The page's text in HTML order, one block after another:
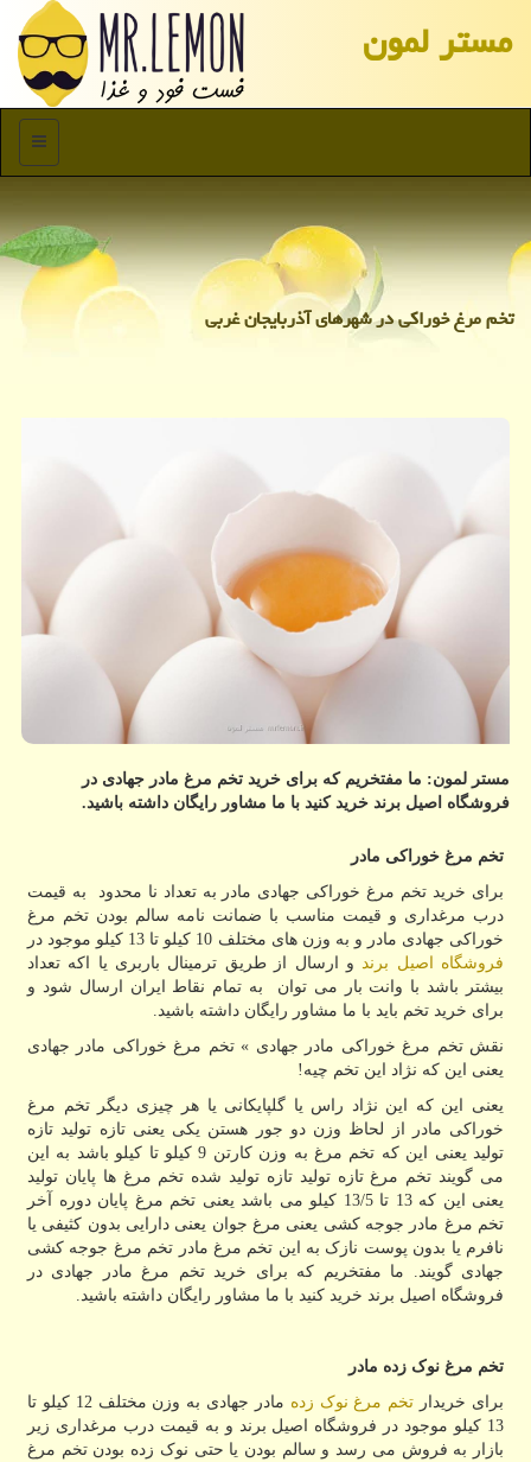
مستر لمون
منو
تخم مرغ خوراكی در شهرهای آذربایجان غربی
مستر لمون: ما مفتخریم كه برای خرید تخم مرغ مادر جهادی در
فروشگاه اصیل برند خرید كنید با ما مشاور رایگان داشته باشید.
تخم مرغ خوراکی مادر
برای خرید تخم مرغ خوراکی جهادی مادر به تعداد نا محدود به قیمت
درب مرغداری و قیمت مناسب با ضمانت نامه سالم بودن تخم مرغ
خوراکی جهادی مادر و به وزن های مختلف 10 کیلو تا 13 کیلو موجود در
فروشگاه اصیل برند و ارسال از طریق ترمینال باربری یا اکه تعداد
بیشتر باشد با وانت بار می توان به تمام نقاط ایران ارسال شود و
برای خرید تخم باید با ما مشاور رایگان داشته باشید.
نقش تخم مرغ خوراکی مادر جهادی » تخم مرغ خوراکی مادر جهادی
یعنی این که نژاد این تخم چیه!
یعنی این که این نژاد راس یا گلپایکانی یا هر چیزی دیگر تخم مرغ
خوراکی مادر از لحاظ وزن دو جور هستن یکی یعنی تازه تولید تازه
تولید یعنی این که تخم مرغ به وزن کارتن 9 کیلو تا کیلو باشد به این
می گویند تخم مرغ تازه تولید تازه تولید شده تخم مرغ ها پایان تولید
یعنی این که 13 تا 13/5 کیلو می باشد یعنی تخم مرغ پایان دوره آخر
تخم مرغ مادر جوجه کشی یعنی مرغ جوان یعنی دارایی بدون کثیفی یا
نافرم یا بدون پوست نازک به این تخم مرغ مادر تخم مرغ جوجه کشی
جهادی گویند. ما مفتخریم که برای خرید تخم مرغ مادر جهادی در
فروشگاه اصیل برند خرید کنید با ما مشاور رایگان داشته باشید.
تخم مرغ نوک زده مادر
برای خریدار تخم مرغ نوک زده
مادر جهادی به وزن مختلف 12 کیلو تا
13 کیلو موجود در فروشگاه اصیل برند و به قیمت درب مرغداری زیر
بازار به فروش می رسد و سالم بودن یا حتی نوک زده بودن تخم مرغ